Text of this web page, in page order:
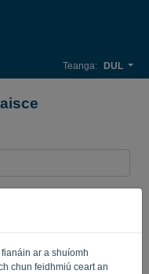
ar a shuíomh
chun feidhmiú ceart an
Teanga: DUL